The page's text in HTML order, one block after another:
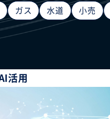
ガス 水道 小売
活用